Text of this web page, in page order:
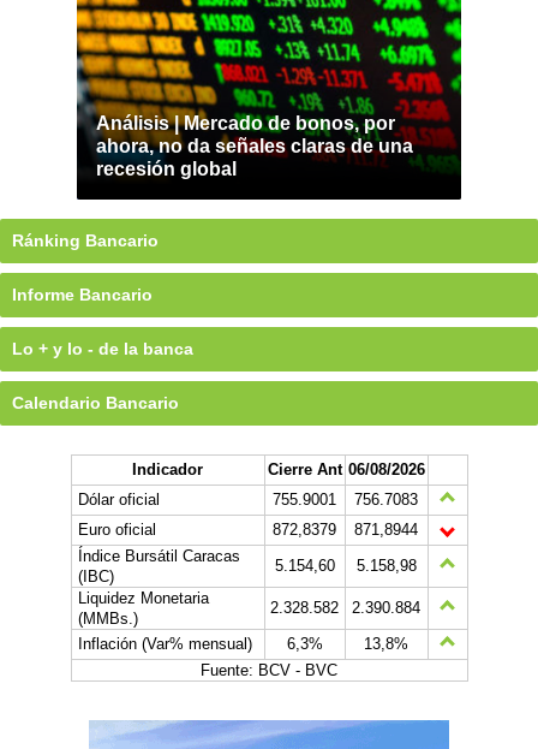
Análisis | Mercado de bonos, por
ahora, no da señales claras de una
recesión global
Ránking Bancario
Informe Bancario
Lo + y lo - de la banca
Calendario Bancario
Indicador Cierre Ant 06/08/2026
Dólar oficial
755.9001
756.7083
Euro oficial
872,8379
871,8944
Índice Bursátil Caracas
(IBC)
5.154,60
5.158,98
Liquidez Monetaria
(MMBs.)
2.328.582
2.390.884
Inflación (Var% mensual)
6,3%
13,8%
Fuente: BCV - BVC